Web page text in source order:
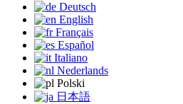
Deutsch
English
Français
Español
Italiano
Nederlands
Polski
日本語